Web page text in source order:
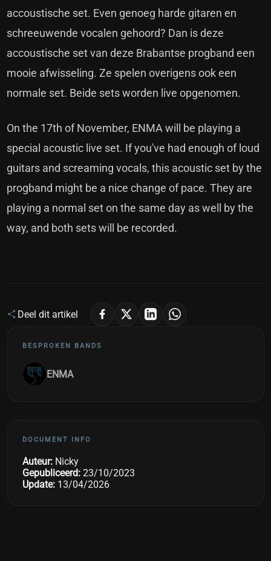
accoustische set. Even genoeg harde gitaren en
schreeuwende vocalen gehoord? Dan is deze
accoustische set van deze Brabantse progband een
mooie afwisseling. Ze spelen overigens ook een
normale set. Beide sets worden live opgenomen.
On the 17th of November, ENMA will be playing a
special acoustic live set. If you've had enough of loud
guitars and screaming vocals, this acoustic set by the
progband might be a nice change of pace. They are
playing a normal set on the same day as well by the
way, and both sets will be recorded.
Deel dit artikel
BESPROKEN BANDS
ENMA
DOCUMENT INFO
Auteur: Nicky
Gepubliceerd: 23/10/2023
Update: 13/04/2026